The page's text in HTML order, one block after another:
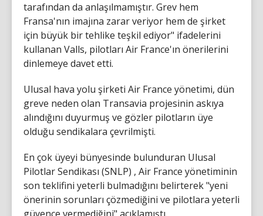
tarafından da anlaşılmamıştır. Grev hem
Fransa'nın imajına zarar veriyor hem de şirket
için büyük bir tehlike teşkil ediyor" ifadelerini
kullanan Valls, pilotları Air France'ın önerilerini
dinlemeye davet etti.
Ulusal hava yolu şirketi Air France yönetimi, dün
greve neden olan Transavia projesinin askıya
alındığını duyurmuş ve gözler pilotların üye
olduğu sendikalara çevrilmişti.
En çok üyeyi bünyesinde bulunduran Ulusal
Pilotlar Sendikası (SNLP) , Air France yönetiminin
son teklifini yeterli bulmadığını belirterek "yeni
önerinin sorunları çözmediğini ve pilotlara yeterli